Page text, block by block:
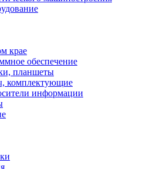
крае
обеспечение
планшеты
комплектующие
информации